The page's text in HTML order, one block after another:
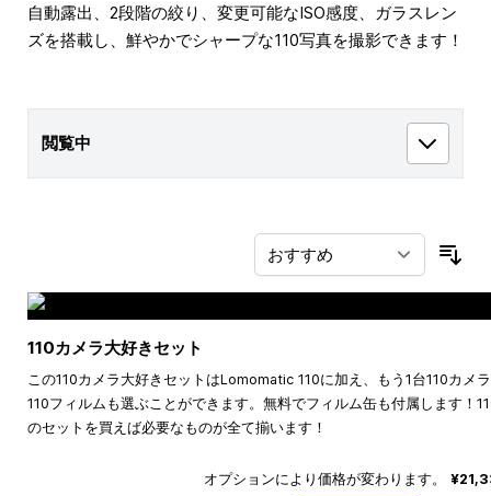
自動露出、2段階の絞り、変更可能なISO感度、ガラスレン
ズを搭載し、鮮やかでシャープな110写真を撮影できます！
閲覧中
110カメラ大好きセット
この110カメラ大好きセットはLomomatic 110に加え、もう1台110カメ
110フィルムも選ぶことができます。無料でフィルム缶も付属します！
のセットを買えば必要なものが全て揃います！
オプションにより価格が変わります。